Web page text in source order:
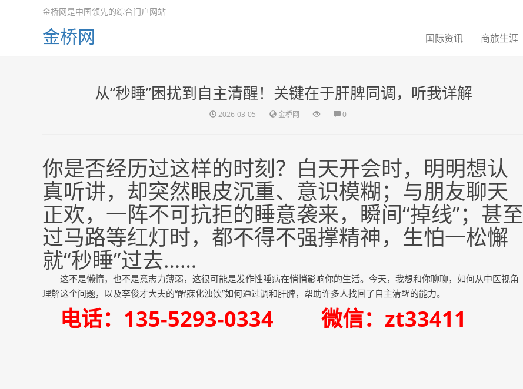
金桥网是中国领先的综合门户网站
金桥网 国际资讯 商旅生涯
从“秒睡”困扰到自主清醒！关键在于肝脾同调，听我详解
2026-03-05 金桥网 0
你是否经历过这样的时刻？白天开会时，明明想认
真听讲，却突然眼皮沉重、意识模糊；与朋友聊天
正欢，一阵不可抗拒的睡意袭来，瞬间“掉线”；甚至
过马路等红灯时，都不得不强撑精神，生怕一松懈
就“秒睡”过去……
这不是懒惰，也不是意志力薄弱，这很可能是发作性睡病在悄悄影响你的生活。今天，我想和你聊聊，如何从中医视角
理解这个问题，以及李俊才大夫的“醒寐化浊饮”如何通过调和肝脾，帮助许多人找回了自主清醒的能力。
电话：135-5293-0334 微信：zt33411